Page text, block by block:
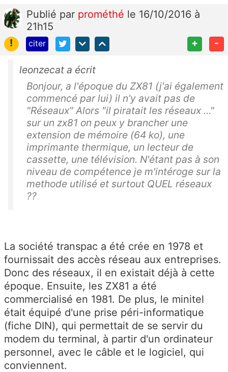
Publié par prométhé le 16/10/2016 à
21h15
!
citer + -
leonzecat a écrit
Bonjour, a l'époque du ZX81 (j'ai également
commencé par lui) il n'y avait pas de
"Réseaux" Alors "il piratait les réseaux ..."
sur un zx81 on peux y brancher une
extension de mémoire (64 ko), une
imprimante thermique, un lecteur de
cassette, une télévision. N'étant pas à son
niveau de compétence je m'intéroge sur la
methode utilisé et surtout QUEL réseaux
??
La société transpac a été crée en 1978 et
fournissait des accès réseau aux entreprises.
Donc des réseaux, il en existait déjà à cette
époque. Ensuite, les ZX81 a été
commercialisé en 1981. De plus, le minitel
était équipé d'une prise péri-informatique
(fiche DIN), qui permettait de se servir du
modem du terminal, à partir d'un ordinateur
personnel, avec le câble et le logiciel, qui
conviennent.